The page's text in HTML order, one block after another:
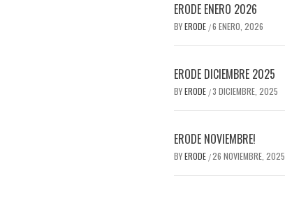
ERODE ENERO 2026
BYERODE /6 ENERO, 2026
ERODE DICIEMBRE 2025
BYERODE /3 DICIEMBRE, 2025
ERODE NOVIEMBRE!
BYERODE /26 NOVIEMBRE, 2025